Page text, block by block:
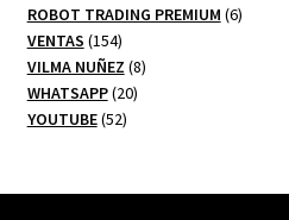
productos
ROBOT TRADING PREMIUM 66
VENTAS 154154
productos
VILMA NUÑEZ 88
WHATSAPP 2020
YOUTUBE 5252